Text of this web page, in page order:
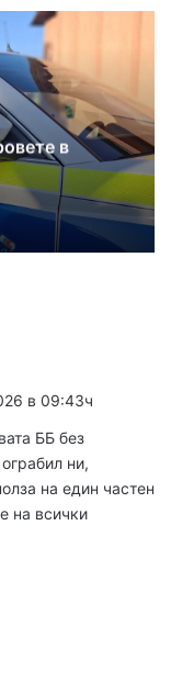
в
в 09:43ч
ББ без
ни,
на един частен
на всички